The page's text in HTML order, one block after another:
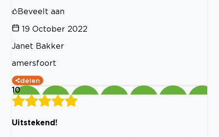
Beveelt aan
19 October 2022
Janet Bakker
amersfoort
delen
10
Uitstekend!